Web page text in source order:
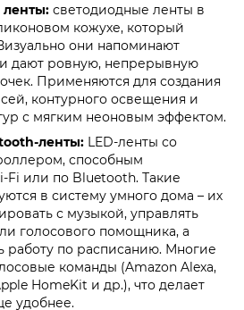
ленты: светодиодные ленты в
кожухе, который
они напоминают
дают ровную, непрерывную
Применяются для создания
контурного освещения и
с мягким неоновым эффектом.
ленты: LED-ленты со
способным
Fi или по Bluetooth. Такие
в систему умного дома – их
с музыкой, управлять
голосового помощника, а
работу по расписанию. Многие
команды (Amazon Alexa,
HomeKit и др.), что делает
удобнее.